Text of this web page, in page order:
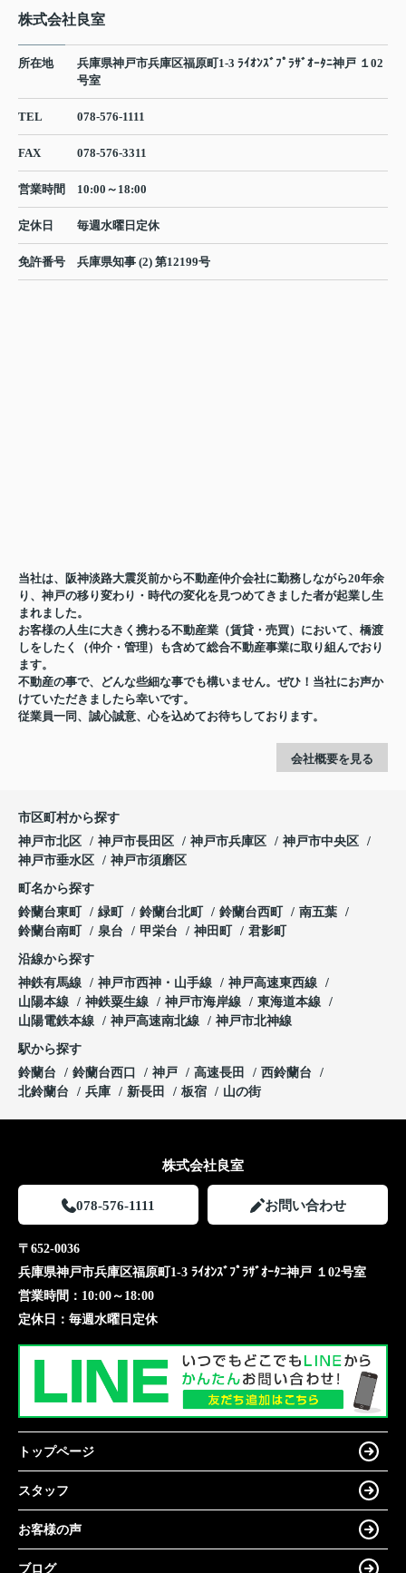
株式会社良室
所在地
兵庫県神戸市兵庫区福原町1-3 ﾗｲｵﾝｽﾞﾌﾟﾗｻﾞｵｰﾀﾆ神戸 １02
号室
TEL 078-576-1111
FAX 078-576-3311
営業時間 10:00～18:00
定休日 毎週水曜日定休
免許番号 兵庫県知事 (2) 第12199号
当社は、阪神淡路大震災前から不動産仲介会社に勤務しながら20年余
り、神戸の移り変わり・時代の変化を見つめてきました者が起業し生
まれました。
お客様の人生に大きく携わる不動産業（賃貸・売買）において、橋渡
しをしたく（仲介・管理）も含めて総合不動産事業に取り組んでおり
ます。
不動産の事で、どんな些細な事でも構いません。ぜひ！当社にお声か
けていただきましたら幸いです。
従業員一同、誠心誠意、心を込めてお待ちしております。
会社概要を見る
市区町村から探す
神戸市北区
神戸市長田区 神戸市兵庫区
神戸市中央区
神戸市垂水区
神戸市須磨区
町名から探す
鈴蘭台東町
緑町 鈴蘭台北町 鈴蘭台西町
南五葉
鈴蘭台南町
泉台 甲栄台 神田町 君影町
沿線から探す
神鉄有馬線
神戸市西神・山手線
神戸高速東西線
山陽本線
神鉄粟生線 神戸市海岸線
東海道本線
山陽電鉄本線
神戸高速南北線 神戸市北神線
駅から探す
鈴蘭台
鈴蘭台西口 神戸 高速長田
西鈴蘭台
北鈴蘭台
兵庫 新長田 板宿 山の街
株式会社良室
078-576-1111 お問い合わせ
〒652-0036
兵庫県神戸市兵庫区福原町1-3 ﾗｲｵﾝｽﾞﾌﾟﾗｻﾞｵｰﾀﾆ神戸 １02号室
営業時間： 10:00～18:00
定休日： 毎週水曜日定休
トップページ
スタッフ
お客様の声
ブログ